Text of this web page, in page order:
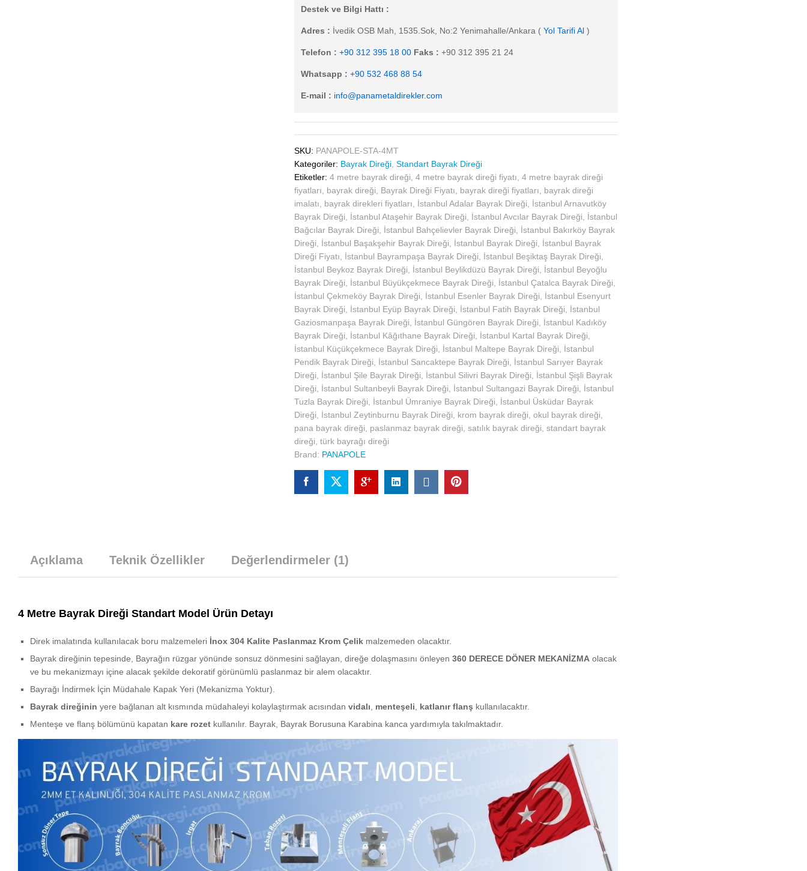
Destek ve Bilgi Hattı :
Adres : İvedik OSB Mah, 1535.Sok, No:2 Yenimahalle/Ankara ( Yol Tarifi Al)
Telefon : +90 312 395 18 00 Faks : +90 312 395 21 24
Whatsapp : +90 532 468 88 54
E-mail : info@panametaldirekler.com
SKU: PANAPOLE-STA-4MT
Kategoriler: Bayrak Direği, Standart Bayrak Direği
Etiketler: 4 metre bayrak direği 4 metre bayrak direği fiyatı 4 metre bayrak direği
fiyatları
bayrak direği Bayrak Direği Fiyatı bayrak direği fiyatları
bayrak direği
imalatı
bayrak direkleri fiyatları İstanbul Adalar Bayrak Direği
İstanbul Arnavutköy
Bayrak Direği
İstanbul Ataşehir Bayrak Direği İstanbul Avcılar Bayrak Direği
İstanbul
Bağcılar Bayrak Direği
İstanbul Bahçelievler Bayrak Direği
İstanbul Bakırköy Bayrak
Direği
İstanbul Başakşehir Bayrak Direği İstanbul Bayrak Direği
İstanbul Bayrak
Direği Fiyatı
İstanbul Bayrampaşa Bayrak Direği İstanbul Beşiktaş Bayrak Direği
İstanbul Beykoz Bayrak Direği
İstanbul Beylikdüzü Bayrak Direği
İstanbul Beyoğlu
Bayrak Direği
İstanbul Büyükçekmece Bayrak Direği İstanbul Çatalca Bayrak Direği
İstanbul Çekmeköy Bayrak Direği
İstanbul Esenler Bayrak Direği
İstanbul Esenyurt
Bayrak Direği
İstanbul Eyüp Bayrak Direği İstanbul Fatih Bayrak Direği
İstanbul
Gaziosmanpaşa Bayrak Direği
İstanbul Güngören Bayrak Direği
İstanbul Kadıköy
Bayrak Direği
İstanbul Kâğıthane Bayrak Direği İstanbul Kartal Bayrak Direği
İstanbul Küçükçekmece Bayrak Direği
İstanbul Maltepe Bayrak Direği
İstanbul
Pendik Bayrak Direği
İstanbul Sancaktepe Bayrak Direği
İstanbul Sarıyer Bayrak
Direği
İstanbul Şile Bayrak Direği İstanbul Silivri Bayrak Direği
İstanbul Şişli Bayrak
Direği
İstanbul Sultanbeyli Bayrak Direği İstanbul Sultangazi Bayrak Direği
İstanbul
Tuzla Bayrak Direği
İstanbul Ümraniye Bayrak Direği
İstanbul Üsküdar Bayrak
Direği
İstanbul Zeytinburnu Bayrak Direği krom bayrak direği okul bayrak direği
pana bayrak direği
paslanmaz bayrak direği satılık bayrak direği standart bayrak
direği türk bayrağı direği
Brand: PANAPOLE
Açıklama Teknik Özellikler Değerlendirmeler (1)
4 Metre Bayrak Direği Standart Model Ürün Detayı
Direk imalatında kullanılacak boru malzemeleri İnox 304 Kalite Paslanmaz Krom Çelik malzemeden olacaktır.
Bayrak direğinin tepesinde, Bayrağın rüzgar yönünde sonsuz dönmesini sağlayan, direğe dolaşmasını önleyen 360 DERECE DÖNER MEKANİZMA olacak
ve bu mekanizmayı içine alacak şekilde dekoratif görünümlü paslanmaz bir alem olacaktır.
Bayrağı İndirmek İçin Müdahale Kapak Yeri (Mekanizma Yoktur).
Bayrak direğinin yere bağlanan alt kısmında müdahaleyi kolaylaştırmak acısından vidalı menteşeli katlanır flanş kullanılacaktır.
Menteşe ve flanş bölümünü kapatan kare rozet kullanılır. Bayrak, Bayrak Borusuna Karabina kanca yardımıyla takılmaktadır.